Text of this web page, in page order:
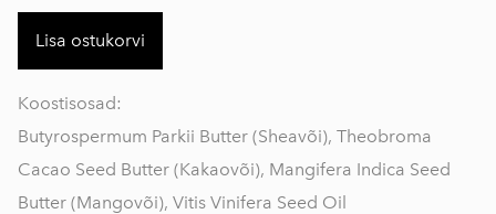
Lisa ostukorvi
Koostisosad:
Butyrospermum Parkii Butter (Sheavõi), Theobroma
Cacao Seed Butter (Kakaovõi), Mangifera Indica Seed
Butter (Mangovõi), Vitis Vinifera Seed Oil